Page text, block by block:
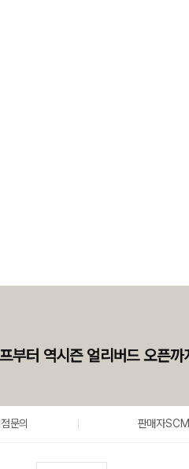
부터 역시즌 얼리버드 오픈까
문의 판매자SCM